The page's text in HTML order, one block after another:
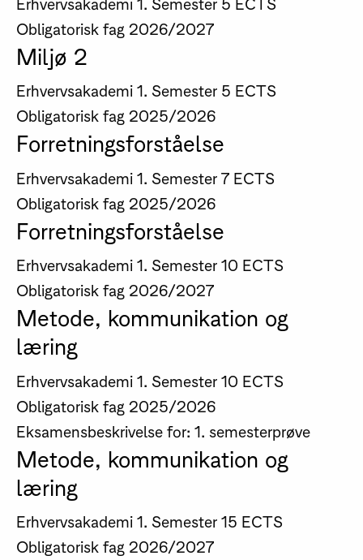
Obligatorisk fag 2026/2027
Miljø 2
Erhvervsakademi 1. Semester 5 ECTS
Obligatorisk fag 2025/2026
Forretningsforståelse
Erhvervsakademi 1. Semester 7 ECTS
Obligatorisk fag 2025/2026
Forretningsforståelse
Erhvervsakademi 1. Semester 10 ECTS
Obligatorisk fag 2026/2027
Metode, kommunikation og
læring
Erhvervsakademi 1. Semester 10 ECTS
Obligatorisk fag 2025/2026
Eksamensbeskrivelse for: 1. semesterprøve
Metode, kommunikation og
læring
Erhvervsakademi 1. Semester 15 ECTS
Obligatorisk fag 2026/2027